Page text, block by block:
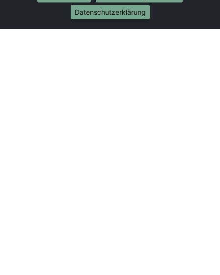
Umzug von Duisburg nach Münster
Datenschutzerklärung